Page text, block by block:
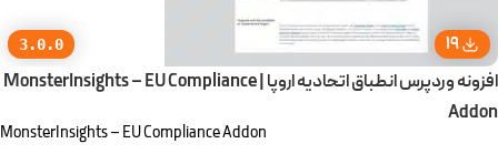
19
3.0.0
افزونه وردپرس انطباق اتحادیه اروپا | MonsterInsights – EU Compliance
Addon
MonsterInsights – EU Compliance Addon